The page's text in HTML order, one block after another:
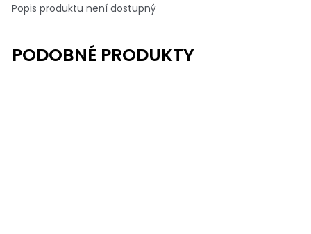
Popis produktu není dostupný